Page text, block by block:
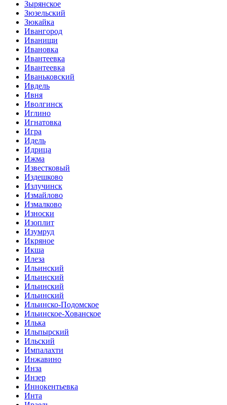
Зырянское
Зюзельский
Зюкайка
Ивангород
Иванищи
Ивановка
Ивантеевка
Ивантеевка
Иваньковский
Ивдель
Ивня
Иволгинск
Иглино
Игнатовка
Игра
Идель
Идрица
Ижма
Известковый
Издешково
Излучинск
Измайлово
Измалково
Износки
Изоплит
Изумруд
Икряное
Икша
Илеза
Ильинский
Ильинский
Ильинский
Ильинский
Ильинско-Подомское
Ильинское-Хованское
Илька
Ильпырский
Ильский
Импалахти
Инжавино
Инза
Инзер
Иннокентьевка
Инта